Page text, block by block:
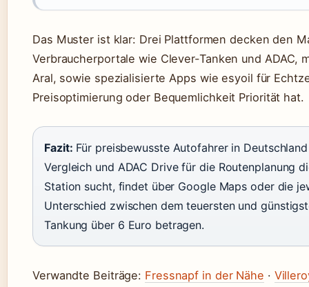
Das Muster ist klar: Drei Plattformen decken den
Verbraucherportale wie Clever-Tanken und ADAC,
Aral, sowie spezialisierte Apps wie esyoil für
Preisoptimierung oder Bequemlichkeit Priorität hat.
Fazit: Für preisbewusste Autofahrer in
Vergleich und ADAC Drive für die Routenplanung
Station sucht, findet über Google Maps oder die
Unterschied zwischen dem teuersten und
Tankung über 6 Euro betragen.
Verwandte Beiträge: Fressnapf in der Nähe ·